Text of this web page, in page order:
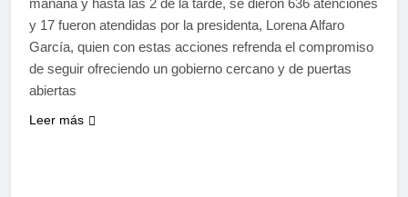
mañana y hasta las 2 de la tarde, se dieron 636 atenciones
y 17 fueron atendidas por la presidenta, Lorena Alfaro
García, quien con estas acciones refrenda el compromiso
de seguir ofreciendo un gobierno cercano y de puertas
abiertas
Leer más